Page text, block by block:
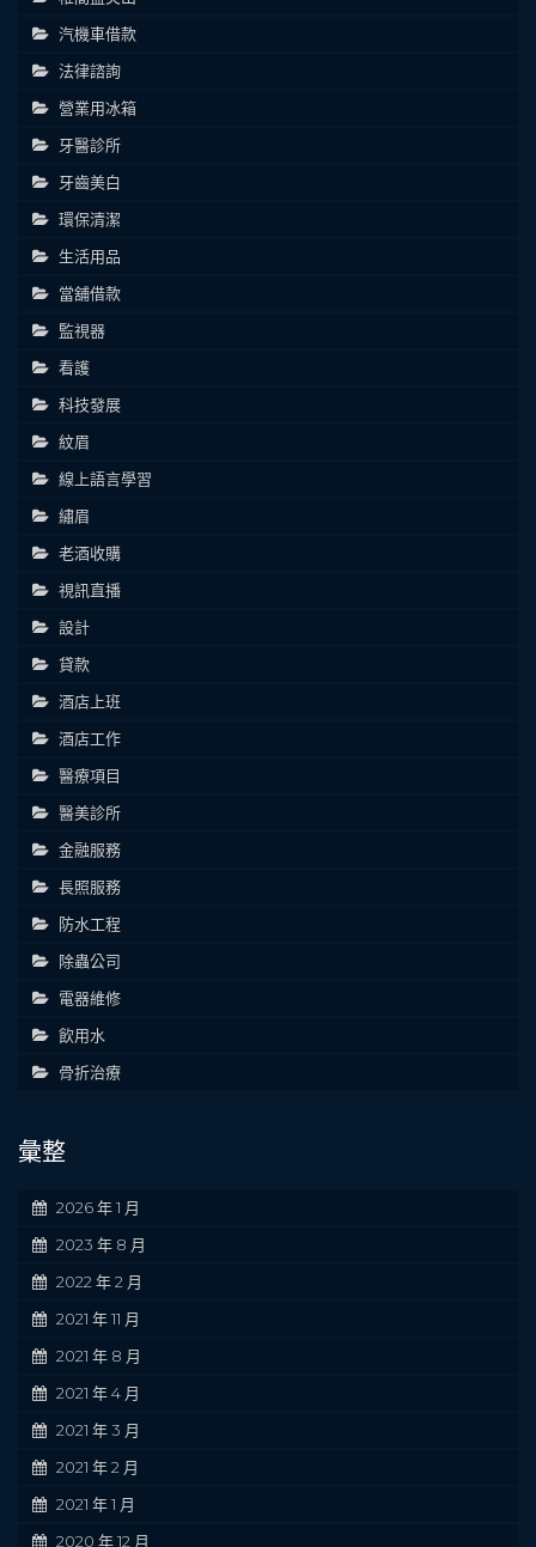
汽機車借款
法律諮詢
營業用冰箱
牙醫診所
牙齒美白
環保清潔
生活用品
當舖借款
監視器
看護
科技發展
紋眉
線上語言學習
繡眉
老酒收購
視訊直播
設計
貸款
酒店上班
酒店工作
醫療項目
醫美診所
金融服務
長照服務
防水工程
除蟲公司
電器維修
飲用水
骨折治療
彙整
2026 年 1 月
2023 年 8 月
2022 年 2 月
2021 年 11 月
2021 年 8 月
2021 年 4 月
2021 年 3 月
2021 年 2 月
2021 年 1 月
2020 年 12 月